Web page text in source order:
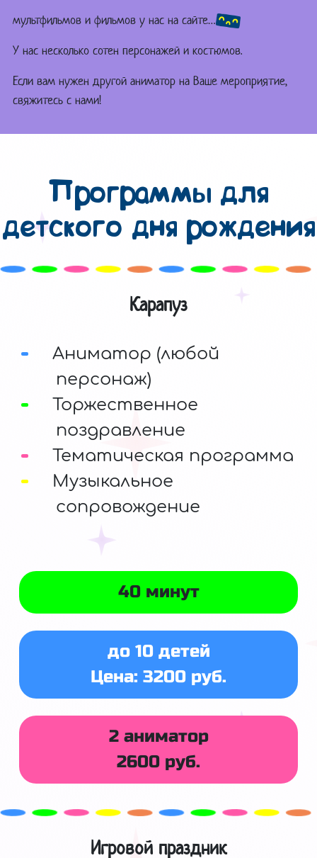
мультфильмов и фильмов у нас на сайте…
У нас несколько сотен персонажей и костюмов.
Если вам нужен другой аниматор на Ваше мероприятие,
свяжитесь с нами!
Программы для
детского дня рождения
Карапуз
Аниматор (любой
персонаж)
Торжественное
поздравление
Тематическая программа
Музыкальное
сопровождение
40 минут
до 10 детей
Цена: 3200 руб.
2 аниматор
2600 руб.
Игровой праздник